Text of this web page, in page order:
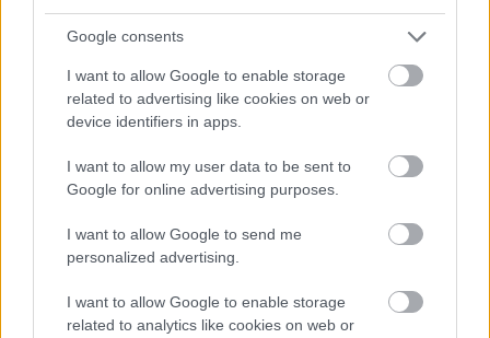
Google consents
I want to allow Google to enable storage
related to advertising like cookies on web or
device identifiers in apps.
I want to allow my user data to be sent to
Google for online advertising purposes.
I want to allow Google to send me
personalized advertising.
I want to allow Google to enable storage
related to analytics like cookies on web or
βεράντες, που υψώνονται περίπου στα 200 μέτρα.
Takaragawa Onsen, Ιαπωνία